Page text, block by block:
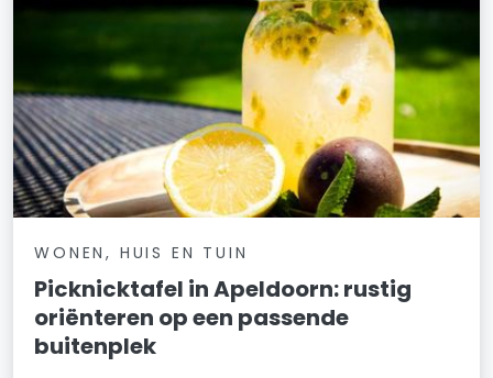
WONEN, HUIS EN TUIN
Picknicktafel in Apeldoorn: rustig
oriënteren op een passende
buitenplek